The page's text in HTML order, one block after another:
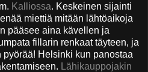
Kalliossa. Keskeinen sijainti
miettiä mitään lähtöaikoja
pääsee aina kävellen ja
fillarin renkaat täyteen, ja
pyörää! Helsinki kun panostaa
Lähikauppojakin